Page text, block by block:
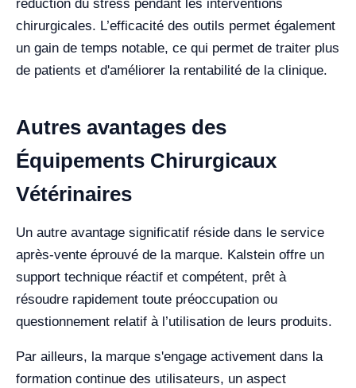
réduction du stress pendant les interventions
chirurgicales. L’efficacité des outils permet également
un gain de temps notable, ce qui permet de traiter plus
de patients et d'améliorer la rentabilité de la clinique.
Autres avantages des
Équipements Chirurgicaux
Vétérinaires
Un autre avantage significatif réside dans le service
après-vente éprouvé de la marque. Kalstein offre un
support technique réactif et compétent, prêt à
résoudre rapidement toute préoccupation ou
questionnement relatif à l’utilisation de leurs produits.
Par ailleurs, la marque s'engage activement dans la
formation continue des utilisateurs, un aspect